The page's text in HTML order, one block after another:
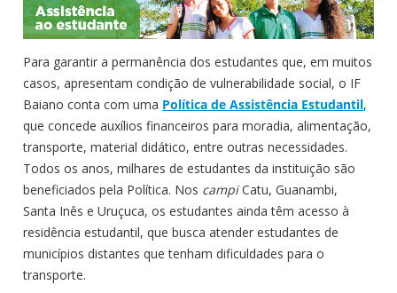
Para garantir a permanência dos estudantes que, em muitos
casos, apresentam condição de vulnerabilidade social, o IF
Baiano conta com uma Política de Assistência Estudantil,
que concede auxílios financeiros para moradia, alimentação,
transporte, material didático, entre outras necessidades.
Todos os anos, milhares de estudantes da instituição são
beneficiados pela Política. Nos campiCatu, Guanambi,
Santa Inês e Uruçuca, os estudantes ainda têm acesso à
residência estudantil, que busca atender estudantes de
municípios distantes que tenham dificuldades para o
transporte.